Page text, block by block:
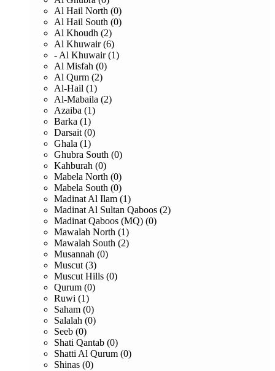
Al Hail North (0)
Al Hail South (0)
Al Khoudh (2)
Al Khuwair (6)
- Al Khuwair (1)
Al Misfah (0)
Al Qurm (2)
Al-Hail (1)
Al-Mabaila (2)
Azaiba (1)
Barka (1)
Darsait (0)
Ghala (1)
Ghubra South (0)
Kahburah (0)
Mabela North (0)
Mabela South (0)
Madinat Al Ilam (1)
Madinat Al Sultan Qaboos (2)
Madinat Qaboos (MQ) (0)
Mawalah North (1)
Mawalah South (2)
Musannah (0)
Muscut (3)
Muscut Hills (0)
Qurum (0)
Ruwi (1)
Saham (0)
Salalah (0)
Seeb (0)
Shati Qantab (0)
Shatti Al Qurum (0)
Shinas (0)